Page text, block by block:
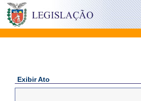
Exibir Ato